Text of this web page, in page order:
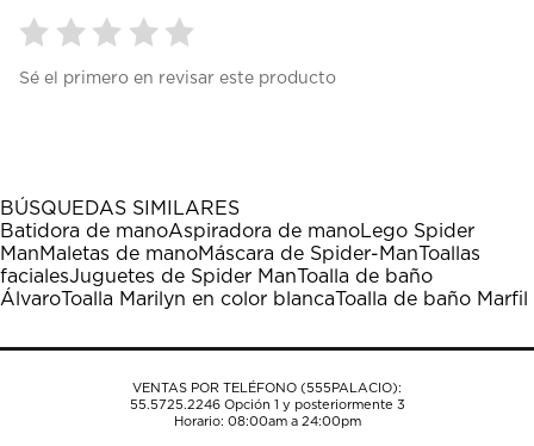
para
1
estrella
Esta
acción
abrirá
el
de
para
estrellas.
Esta
acción
abrirá
el
de
para
estrellas.
Esta
acción
abrirá
el
de
para
estrellas.
Esta
acción
abrirá
el
de
para
estrellas.
Esta
acción
abrirá
el
de
Sé el primero en revisar este producto
BÚSQUEDAS SIMILARES
Batidora de manoAspiradora de manoLego Spider
ManMaletas de manoMáscara de Spider-ManToallas
facialesJuguetes de Spider ManToalla de baño
ÁlvaroToalla Marilyn en color blancaToalla de baño Marfil
VENTAS POR TELÉFONO (555PALACIO):
55.5725.2246Opción 1 y posteriormente 3
Horario: 08:00am a 24:00pm